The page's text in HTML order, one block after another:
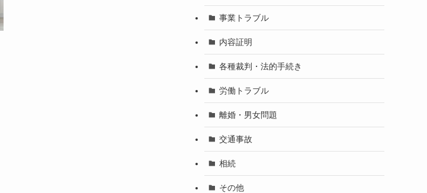
事業トラブル
内容証明
各種裁判・法的手続き
労働トラブル
離婚・男女問題
交通事故
相続
その他